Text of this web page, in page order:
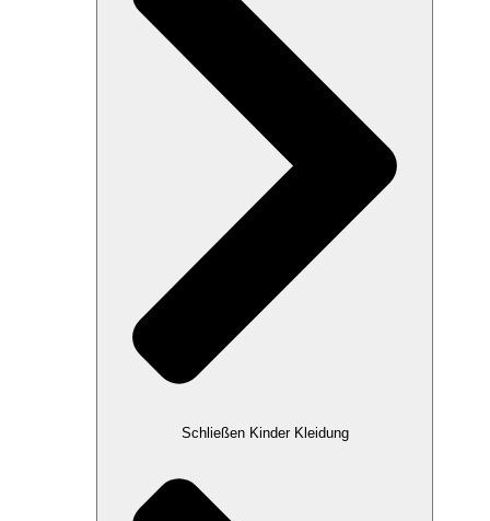
Schließen Kinder Kleidung